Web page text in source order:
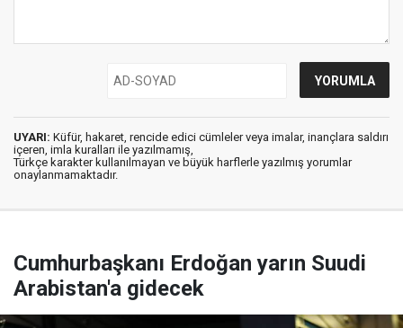
UYARI: Küfür, hakaret, rencide edici cümleler veya imalar, inançlara saldırı
içeren, imla kuralları ile yazılmamış,
Türkçe karakter kullanılmayan ve büyük harflerle yazılmış yorumlar
onaylanmamaktadır.
Cumhurbaşkanı Erdoğan yarın Suudi
Arabistan'a gidecek